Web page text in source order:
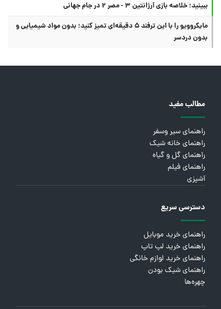
ببینید؛ خلاصه بازی آرژانتین ۳ - مصر ۲ در جام جهانی
مایکروویو را با این ترفند ۵ دقیقه‌ای تمیز کنید؛ بدون مواد شیمیایی و
بدون دردسر
مطالب مفید
راهنمای سیر وسفر
راهنمای خانه شیک
راهنمای گل و گیاه
راهنمای فیلم
آشپزی
دسترسی سریع
راهنمای خرید موبایل
راهنمای خرید لپ تاپ
راهنمای خرید لوازم خانگی
راهنمای شیک بودن
چهره‌ها